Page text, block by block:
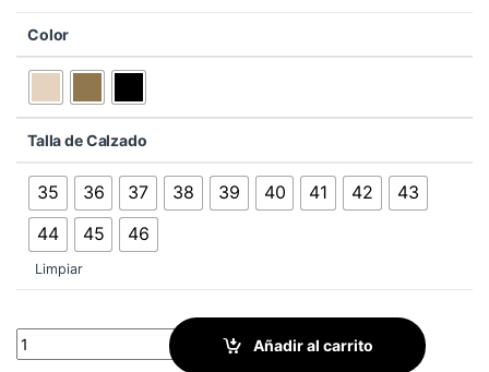
Color
Talla de Calzado
35 36 37 38 39 40 41 42
43
44
45 46
Limpiar
Borceguí Ranger Classic Mode + Cierre Lateral quantity
Añadir al carrito